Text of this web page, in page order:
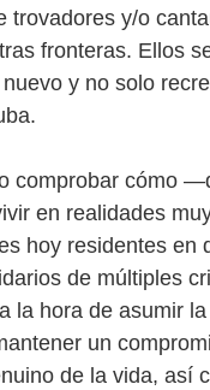
trovadores y/o
fronteras. Ellos
y no solo
comprobar cómo
en realidades
hoy residentes en
de múltiples
la hora de asumir
un
de la vida, así